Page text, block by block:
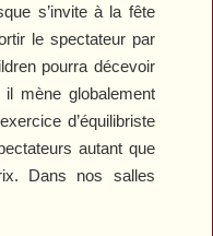
s’invite à la fête
le spectateur par
pourra décevoir
mène globalement
d’équilibriste
autant que
Dans nos salles